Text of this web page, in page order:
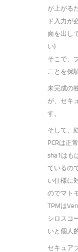
が上がる
ド入力が
面を出し
い)
そこで、
ことを保
未完成の
が、セキ
す。
そして、
PCRは正
sha1はも
ているの
い仕様に
のでマト
TPMは
シロスコ
いと個人
セキュア